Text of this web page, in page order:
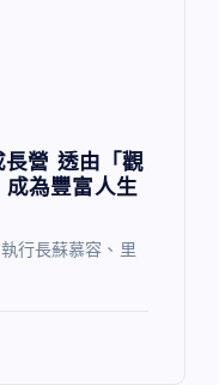
營 透由「觀
為豐富人生
行長蘇慕容、里